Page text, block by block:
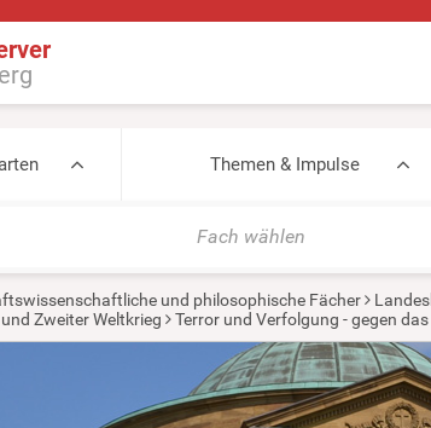
Themen & Impulse
Fach wählen
und philosophische Fächer
Zweiter Weltkrieg Terror und Verfolgung - gegen das